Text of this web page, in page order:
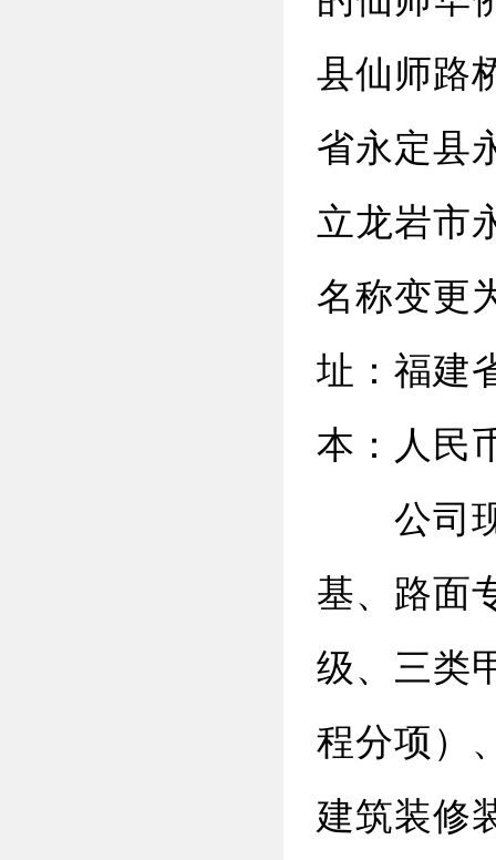
县仙师路
省永定县
立龙岩市
名称变更
址：福建
本：人民
公司现
基、路面
级、三类
程分项）
建筑装修